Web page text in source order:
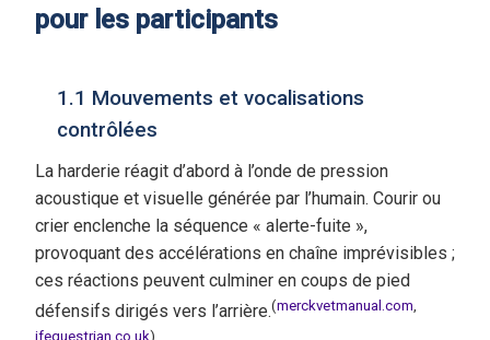
pour les participants
1.1 Mouvements et vocalisations
contrôlées
La harderie réagit d’abord à l’onde de pression
acoustique et visuelle générée par l’humain. Courir ou
crier enclenche la séquence « alerte-fuite »,
provoquant des accélérations en chaîne imprévisibles ;
ces réactions peuvent culminer en coups de pied
défensifs dirigés vers l’arrière.(merckvetmanual.com,
jfequestrian.co.uk)